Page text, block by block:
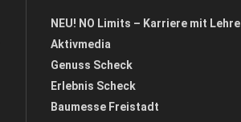
NEU! NO Limits – Karriere mit Lehre
Aktivmedia
Genuss Scheck
Erlebnis Scheck
Baumesse Freistadt